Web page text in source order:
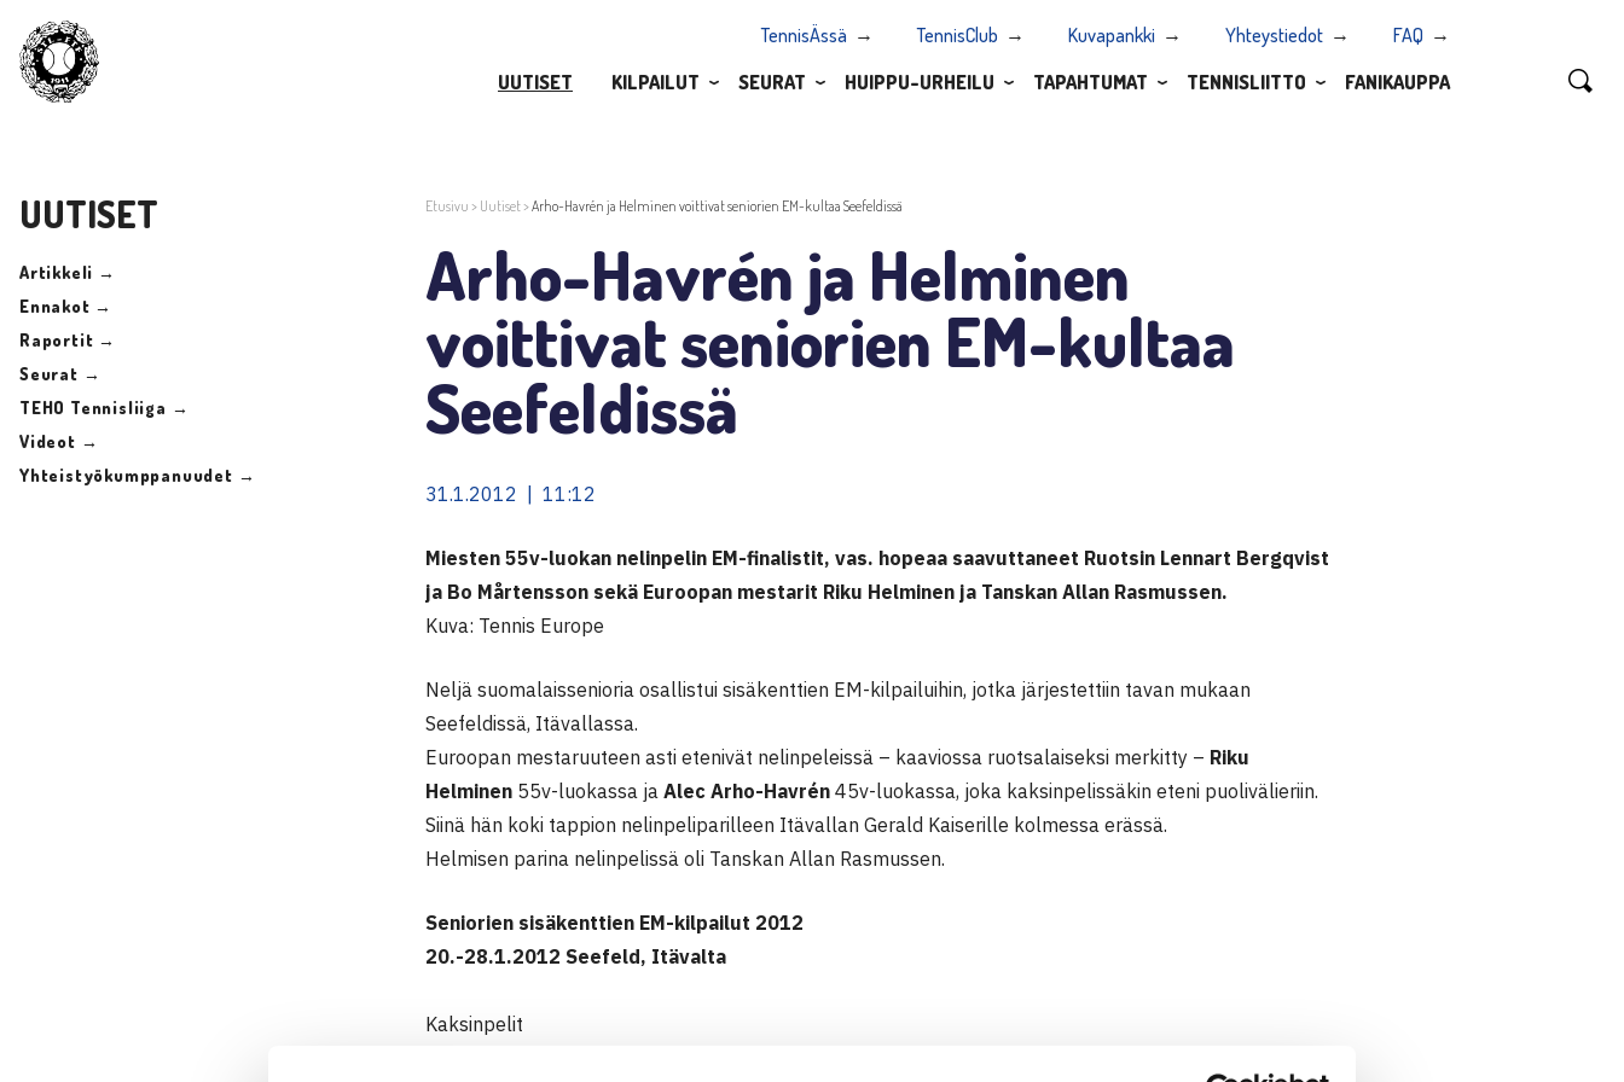
TennisÄssä TennisClub Kuvapankki Yhteystiedot
FAQ
UUTISET
KILPAILUT SEURAT HUIPPU-URHEILU TAPAHTUMAT TENNISLIITTO FANIKAUPPA
UUTISET
Artikkeli →
Ennakot →
Raportit →
Seurat →
TEHO Tennisliiga →
Videot →
Yhteistyökumppanuudet →
Etusivu > Uutiset>Arho-Havrén ja Helminen voittivat seniorien EM-kultaa Seefeldissä
Arho-Havrén ja Helminen
voittivat seniorien EM-kultaa
Seefeldissä
31.1.2012 | 11:12
Miesten 55v-luokan nelinpelin EM-finalistit, vas. hopeaa saavuttaneet Ruotsin Lennart Bergqvist
ja Bo Mårtensson sekä Euroopan mestarit Riku Helminen ja Tanskan Allan Rasmussen.
Kuva: Tennis Europe
Neljä suomalaissenioria osallistui sisäkenttien EM-kilpailuihin, jotka järjestettiin tavan mukaan
Seefeldissä, Itävallassa.
Euroopan mestaruuteen asti etenivät nelinpeleissä – kaaviossa ruotsalaiseksi merkitty – Riku
Helminen 55v-luokassa ja Alec Arho-Havrén 45v-luokassa, joka kaksinpelissäkin eteni puolivälieriin.
Siinä hän koki tappion nelinpeliparilleen Itävallan Gerald Kaiserille kolmessa erässä.
Helmisen parina nelinpelissä oli Tanskan Allan Rasmussen.
Seniorien sisäkenttien EM-kilpailut 2012
20.-28.1.2012 Seefeld, Itävalta
Kaksinpelit